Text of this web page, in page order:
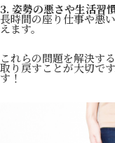
3. 姿勢の悪さや生活習
長時間の座り仕事や悪
えます。
これらの問題を解決す
取り戻すことが大切で
す！